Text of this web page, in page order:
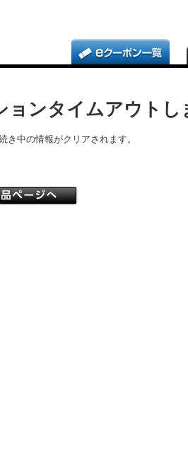
ンタイムアウトし
中の情報がクリアされます。